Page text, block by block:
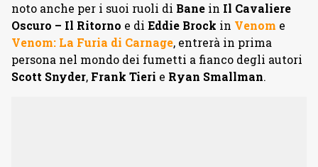
noto anche per i suoi ruoli di Bane in Il Cavaliere
Oscuro – Il Ritorno e di Eddie Brock in Venom e
Venom: La Furia di Carnage, entrerà in prima
persona nel mondo dei fumetti a fianco degli autori
Scott Snyder, Frank Tieri e Ryan Smallman.